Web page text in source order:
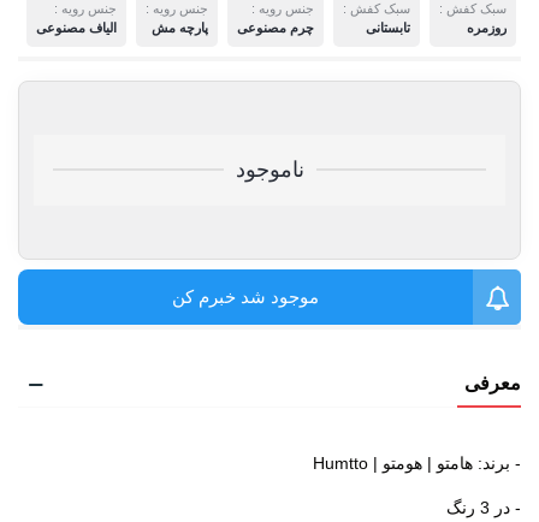
سبک کفش :
روزمره
سبک کفش :
تابستانی
جنس رویه :
چرم مصنوعی
جنس رویه :
پارچه مش
جنس رویه :
الیاف مصنوعی
ناموجود
موجود شد خبرم کن
معرفی
- برند: هامتو | هومتو | Humtto
- در 3 رنگ